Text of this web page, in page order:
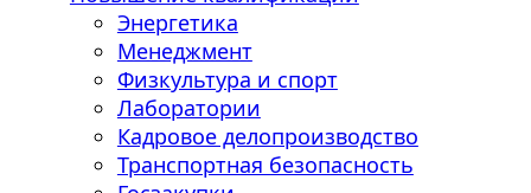
Энергетика
Менеджмент
Физкультура и спорт
Лаборатории
Кадровое делопроизводство
Транспортная безопасность